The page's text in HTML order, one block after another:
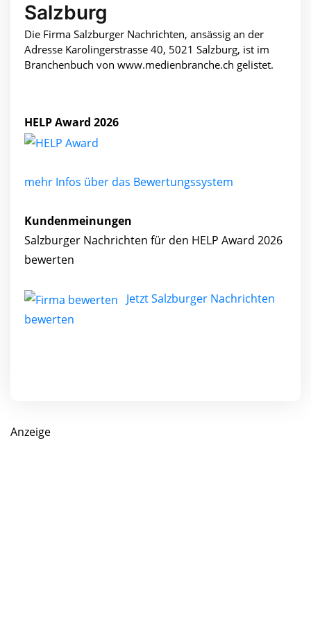
Salzburg
Die Firma Salzburger Nachrichten, ansässig an der
Adresse Karolingerstrasse 40, 5021 Salzburg, ist im
Branchenbuch von www.medienbranche.ch gelistet.
HELP Award 2026
mehr Infos über das Bewertungssystem
Kundenmeinungen
Salzburger Nachrichten für den HELP Award 2026
bewerten
Jetzt Salzburger Nachrichten
bewerten
Anzeige